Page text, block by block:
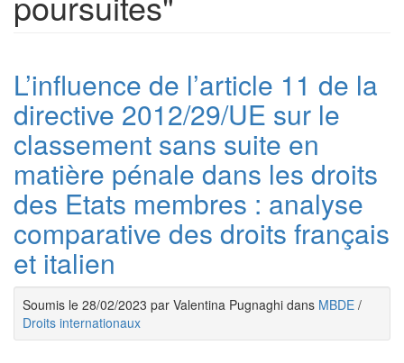
L’influence de l’article 11 de la
directive 2012/29/UE sur le
classement sans suite en
matière pénale dans les droits
des Etats membres : analyse
comparative des droits français
et italien
Soumis le 28/02/2023 par Valentina Pugnaghi dans MBDE /
Droits internationaux